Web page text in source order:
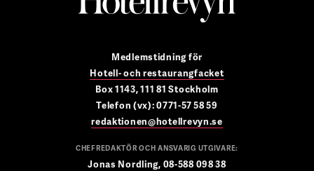
Medlemstidning för
Hotell- och restaurangfacket
Box 1143, 111 81 Stockholm
Telefon (vx): 0771-57 58 59
redaktionen@hotellrevyn.se
CHEFREDAKTÖR OCH ANSVARIG UTGIVARE:
Jonas Nordling, 08-588 098 38